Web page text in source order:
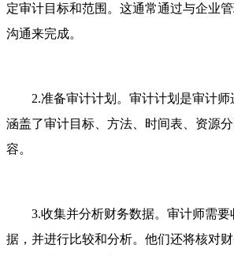
定审计目标和范围。这通常通过与企业
沟通来完成。
2.准备审计计划。审计计划是审计
涵盖了审计目标、方法、时间表、资源
容。
3.收集并分析财务数据。审计师需
据，并进行比较和分析。他们还将核对